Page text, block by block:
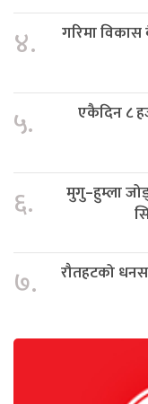
४.
गरिमा
५.
एकैदिन ८
६.
मुगु–हुम्ला
७.
रौतहटको